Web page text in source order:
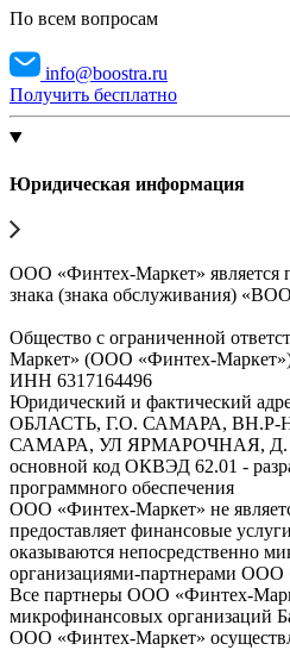
По всем вопросам
info@boostra.ru
Получить бесплатно
Юридическая информация
ООО «Финтех-Маркет» является
знака (знака обслуживания)
Общество с ограниченной
Маркет» (ООО «Финтех-
ИНН 6317164496
Юридический и фактический
ОБЛАСТЬ, Г.О. САМАРА,
САМАРА, УЛ ЯРМАРОЧНАЯ, Д.
основной код ОКВЭД 62.01 -
программного обеспечения
ООО «Финтех-Маркет» не
предоставляет финансовые
оказываются непосредственно
организациями-партнерами
Все партнеры ООО «Финтех-
микрофинансовых организаций
ООО «Финтех-Маркет»